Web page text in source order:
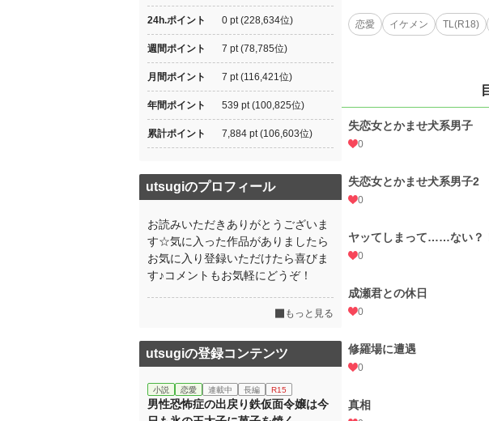
恋愛 イケメン TL(R18)
失恋女とかませ犬系男子
0
失恋女とかませ犬系男子2
0
ヤッてしまって……ない？
0
成瀬君との休日
0
修羅場に遭遇
0
真相
24h.ポイント 0 pt (228,634位)
週間ポイント 7 pt (78,785位)
月間ポイント 7 pt (116,421位)
年間ポイント 539 pt (100,825位)
累計ポイント 7,884 pt (106,603位)
utsugiのプロフィール
お読みいただきありがとうございま
す☆気に入った作品がありましたら
お気に入り登録いただけたら喜びま
す♪コメントもお気軽にどうぞ！
もっと見る
utsugiの登録コンテンツ
小説 恋愛 連載中 長編 R15
男性恐怖症の出戻り鉄仮面令嬢は今